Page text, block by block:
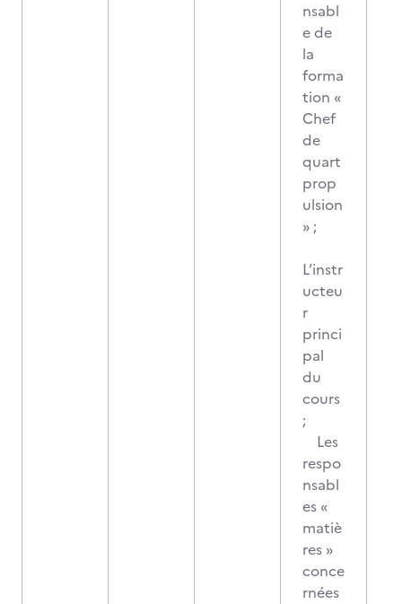
nsabl
e de
la
forma
tion «
Chef
de
quart
prop
ulsion
» ;
L’instr
ucteu
r
princi
pal
du
cours
;
Les
respo
nsabl
es «
matiè
res »
conce
rnées